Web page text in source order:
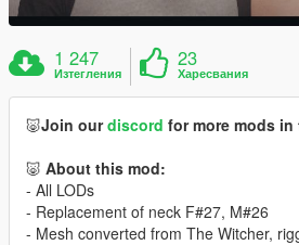
1 247
Изтегления
23
Харесвания
🐷Join ourdiscord for more mods
🐷 About this mod:
- All LODs
- Replacement of neck F#27, M#26
- Mesh converted from The Witcher,